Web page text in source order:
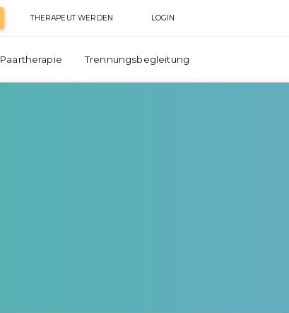
THERAPEUT WERDEN LOGIN
Paartherapie Trennungsbegleitung